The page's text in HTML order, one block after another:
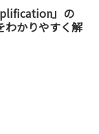
」の
わかりやすく解